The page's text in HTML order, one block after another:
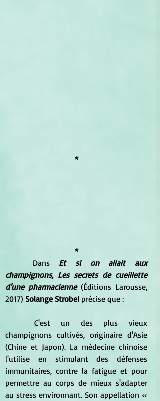
*
*
	Dans
Et si on allait aux
champignons, Les secrets de cueillette
d'une pharmacienne (Éditions Larousse,
2017) Solange Strobel précise que :
champignons cultivés, originaire d'Asie
(Chine et Japon). La médecine chinoise
l'utilise en stimulant des défenses
immunitaires, contre la fatigue et pour
permettre au corps de mieux s'adapter
au stress environnant. Son appellation «